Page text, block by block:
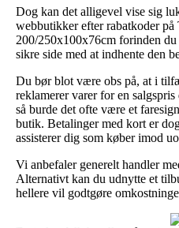
Dog kan det alligevel vise sig
webbutikker efter rabatkoder
200/250x100x76cm forinden du
sikre side med at indhente den
Du bør blot være obs på, at i
reklamerer varer for en
så burde det ofte være et
butik. Betalinger med kort er
assisterer dig som køber imod
Vi anbefaler generelt handler
Alternativt kan du udnytte et
hellere vil godtgøre